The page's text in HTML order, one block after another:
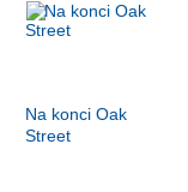
Na konci Oak
Street